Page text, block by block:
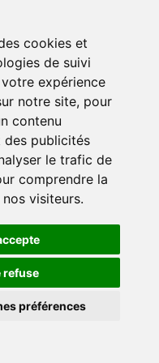
cookies et
de suivi
expérience
notre site, pour
contenu
des publicités
le trafic de
comprendre la
visiteurs.
refuse
préférences